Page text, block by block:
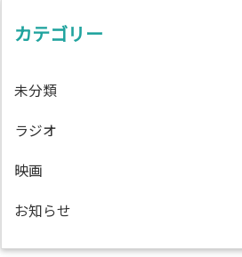
ブ
カテゴリー
未分類
ラジオ
映画
お知らせ